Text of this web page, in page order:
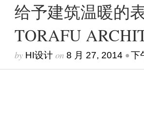
给予建筑温暖的
TORAFU
by HI设计 on 8 月 27, 2014 •下